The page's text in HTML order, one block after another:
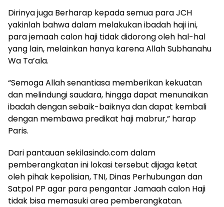
Dirinya juga Berharap kepada semua para JCH
yakinlah bahwa dalam melakukan ibadah haji ini,
para jemaah calon haji tidak didorong oleh hal-hal
yang lain, melainkan hanya karena Allah Subhanahu
Wa Ta’ala.
“Semoga Allah senantiasa memberikan kekuatan
dan melindungi saudara, hingga dapat menunaikan
ibadah dengan sebaik-baiknya dan dapat kembali
dengan membawa predikat haji mabrur,” harap
Paris.
Dari pantauan sekilasindo.com dalam
pemberangkatan ini lokasi tersebut dijaga ketat
oleh pihak kepolisian, TNI, Dinas Perhubungan dan
Satpol PP agar para pengantar Jamaah calon Haji
tidak bisa memasuki area pemberangkatan.